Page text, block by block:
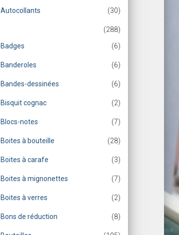
Autocollants (30)
(288)
Badges (6)
Banderoles (6)
Bandes-dessinées (6)
Bisquit cognac (2)
Blocs-notes (7)
Boites à bouteille (28)
Boites à carafe (3)
Boites à mignonettes (7)
Boites à verres (2)
Bons de réduction (8)